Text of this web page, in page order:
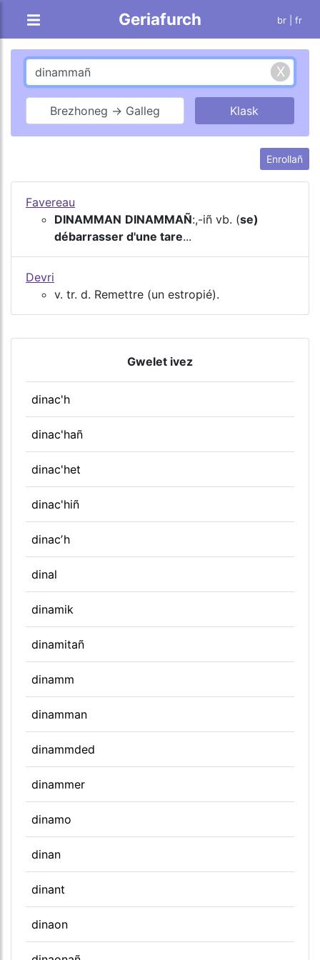
Geriafurch br | fr
Brezhoneg → Galleg
Enrollañ
Favereau
DINAMMAN DINAMMAÑ:,-iñ vb. (se)
débarrasser d'une tare...
Devri
v. tr. d. Remettre (un estropié).
Gwelet ivez
dinac'h
dinac'hañ
dinac'het
dinac'hiñ
dinacʼh
dinal
dinamik
dinamitañ
dinamm
dinamman
dinammded
dinammer
dinamo
dinan
dinant
dinaon